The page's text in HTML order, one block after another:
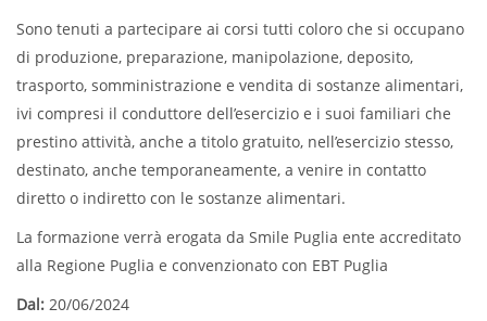
Sono tenuti a partecipare ai corsi tutti coloro che si occupano
di produzione, preparazione, manipolazione, deposito,
trasporto, somministrazione e vendita di sostanze alimentari,
ivi compresi il conduttore dell’esercizio e i suoi familiari che
prestino attività, anche a titolo gratuito, nell’esercizio stesso,
destinato, anche temporaneamente, a venire in contatto
diretto o indiretto con le sostanze alimentari.
La formazione verrà erogata da Smile Puglia ente accreditato
alla Regione Puglia e convenzionato con EBT Puglia
Dal: 20/06/2024